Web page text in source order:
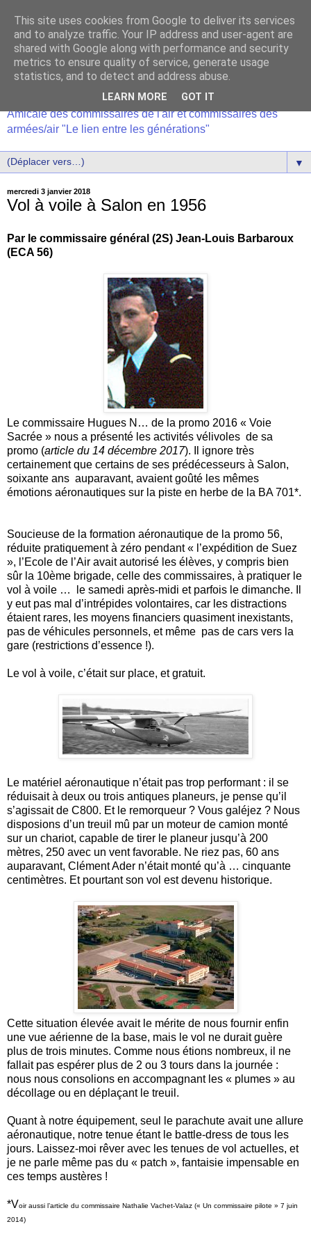
Amicale des commissaires de l'air et commissaires des
armées/air "Le lien entre les générations"
▼
mercredi 3 janvier 2018
Vol à voile à Salon en 1956
Par le commissaire général (2S) Jean-Louis Barbaroux
(ECA 56)
Le commissaire Hugues N… de la promo 2016 « Voie
Sacrée » nous a présenté les activités vélivoles de sa
promo (article du 14 décembre 2017). Il ignore très
certainement que certains de ses prédécesseurs à Salon,
soixante ans auparavant, avaient goûté les mêmes
émotions aéronautiques sur la piste en herbe de la BA 701*.
Soucieuse de la formation aéronautique de la promo 56,
réduite pratiquement à zéro pendant « l’expédition de Suez
», l’Ecole de l’Air avait autorisé les élèves, y compris bien
sûr la 10ème brigade, celle des commissaires, à pratiquer le
vol à voile … le samedi après-midi et parfois le dimanche. Il
y eut pas mal d’intrépides volontaires, car les distractions
étaient rares, les moyens financiers quasiment inexistants,
pas de véhicules personnels, et même pas de cars vers la
gare (restrictions d’essence !).
Le vol à voile, c’était sur place, et gratuit.
Le matériel aéronautique n’était pas trop performant : il se
réduisait à deux ou trois antiques planeurs, je pense qu’il
s’agissait de C800. Et le remorqueur ? Vous galéjez ? Nous
disposions d’un treuil mû par un moteur de camion monté
sur un chariot, capable de tirer le planeur jusqu’à 200
mètres, 250 avec un vent favorable. Ne riez pas, 60 ans
auparavant, Clément Ader n’était monté qu’à … cinquante
centimètres. Et pourtant son vol est devenu historique.
Cette situation élevée avait le mérite de nous fournir enfin
une vue aérienne de la base, mais le vol ne durait guère
plus de trois minutes. Comme nous étions nombreux, il ne
fallait pas espérer plus de 2 ou 3 tours dans la journée :
nous nous consolions en accompagnant les « plumes » au
décollage ou en déplaçant le treuil.
Quant à notre équipement, seul le parachute avait une allure
aéronautique, notre tenue étant le battle-dress de tous les
jours. Laissez-moi rêver avec les tenues de vol actuelles, et
je ne parle même pas du « patch », fantaisie impensable en
ces temps austères !
*Voir aussi l’article du commissaire Nathalie Vachet-Valaz (« Un commissaire pilote » 7 juin
2014)
This site uses cookies from Google to deliver its services
and to analyze traffic. Your IP address and user-agent are
shared with Google along with performance and security
metrics to ensure quality of service, generate usage
statistics, and to detect and address abuse.
LEARN MORE GOT IT